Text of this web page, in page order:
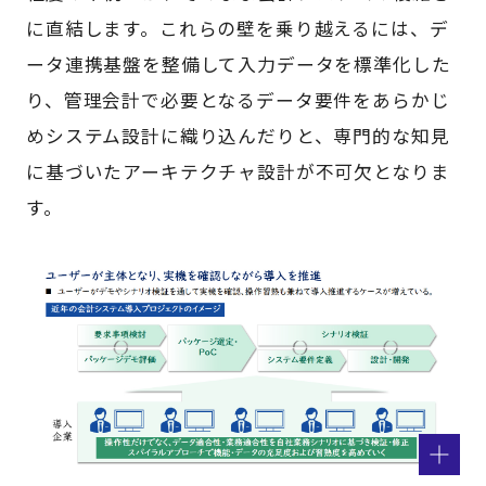
に直結します。これらの壁を乗り越えるには、デ
ータ連携基盤を整備して入力データを標準化した
り、管理会計で必要となるデータ要件をあらかじ
めシステム設計に織り込んだりと、専門的な知見
に基づいたアーキテクチャ設計が不可欠となりま
す。